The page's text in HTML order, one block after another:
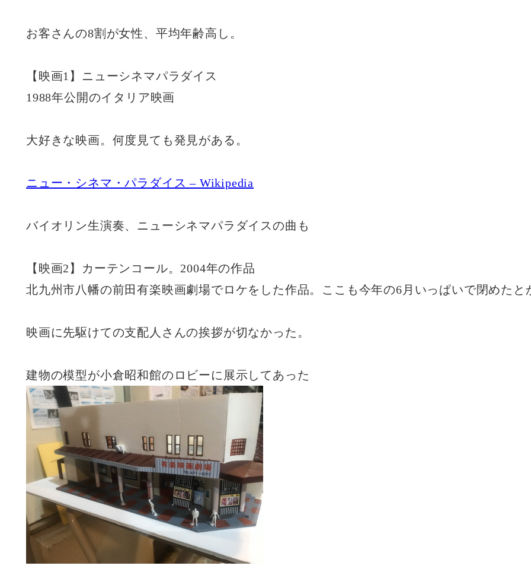
お客さんの8割が女性、平均年齢高し。
【映画1】ニューシネマパラダイス
1988年公開のイタリア映画
大好きな映画。何度見ても発見がある。
ニュー・シネマ・パラダイス – Wikipedia
バイオリン生演奏、ニューシネマパラダイスの曲も
【映画2】カーテンコール。2004年の作品
北九州市八幡の前田有楽映画劇場でロケをした作品。ここも今年の6月いっぱいで閉めたと
映画に先駆けての支配人さんの挨拶が切なかった。
建物の模型が小倉昭和館のロビーに展示してあった